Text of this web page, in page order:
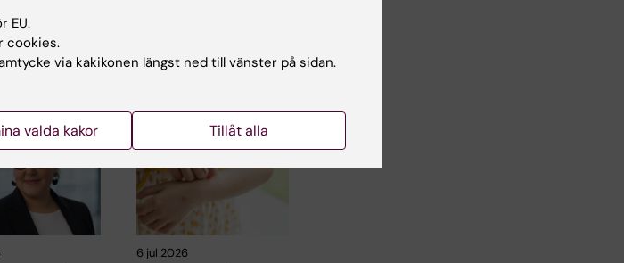
och
Lehtiö vid
vid Karolinska
Institutet, har…
6 jul 2026
EU.
cookies.
via kakikonen längst ned till vänster på sidan.
valda kakor Tillåt alla